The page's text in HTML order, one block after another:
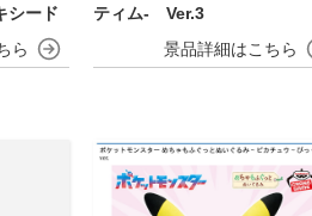
シード
ティム‐ Ver.3